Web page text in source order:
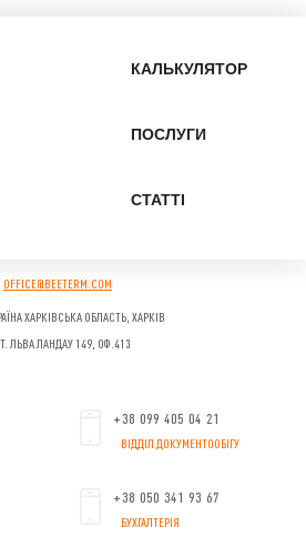
КАЛЬКУЛЯТОР
ПОСЛУГИ
СТАТТІ
OFFICE@BEETERM.COM
ХАРКІВСЬКА ОБЛАСТЬ, ХАРКІВ
ЛЬВА ЛАНДАУ 149, ОФ.413
+38 099 405 04 21
ВІДДІЛ ДОКУМЕНТООБІГУ
+38 050 341 93 67
БУХГАЛТЕРІЯ